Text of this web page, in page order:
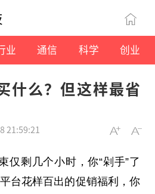
业 通信 科学 创业
什么？但这样最省
21:59:21
仅剩几个小时，你“剁手”了
台花样百出的促销福利，你